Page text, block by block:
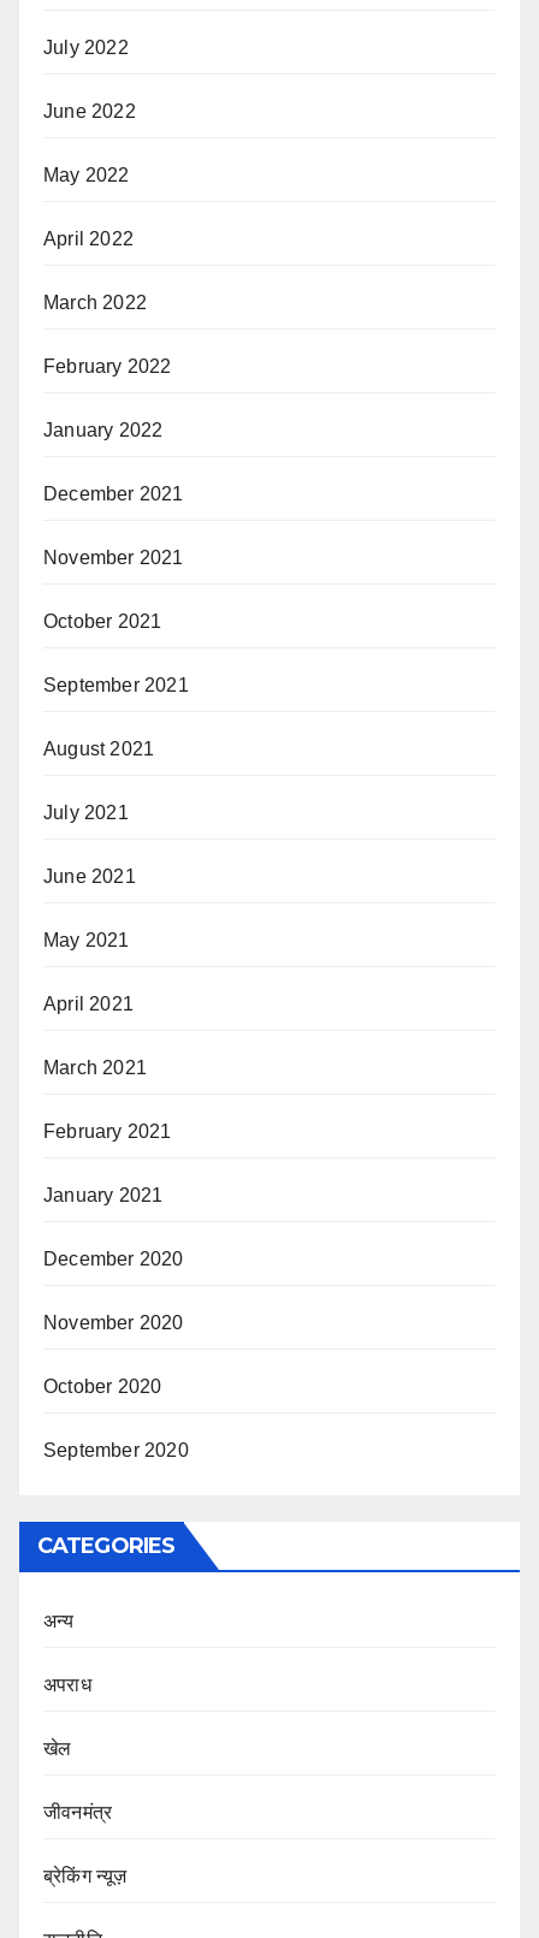
July 2022
June 2022
May 2022
April 2022
March 2022
February 2022
January 2022
December 2021
November 2021
October 2021
September 2021
August 2021
July 2021
June 2021
May 2021
April 2021
March 2021
February 2021
January 2021
December 2020
November 2020
October 2020
September 2020
CATEGORIES
अन्य
अपराध
खेल
जीवनमंत्र
ब्रेकिंग न्यूज़